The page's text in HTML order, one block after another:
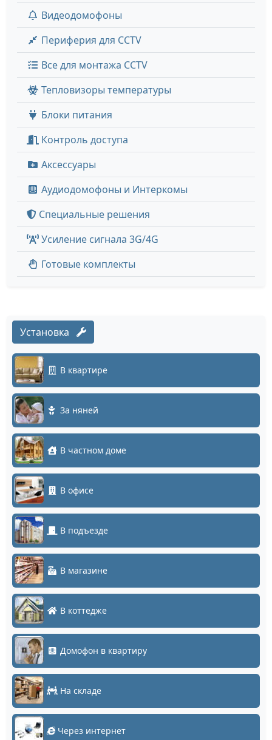
Видеодомофоны
Периферия для CCTV
Все для монтажа CCTV
Тепловизоры температуры
Блоки питания
Контроль доступа
Аксессуары
Аудиодомофоны и Интеркомы
Специальные решения
Усиление сигнала 3G/4G
Готовые комплекты
Установка
В квартире
За няней
В частном доме
В офисе
В подъезде
В магазине
В коттедже
Домофон в квартиру
На складе
Через интернет